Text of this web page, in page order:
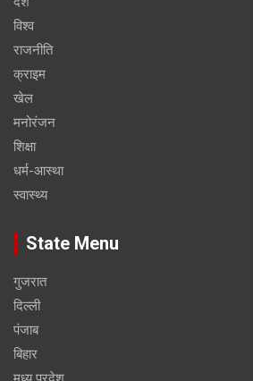
विश्व
राजनीति
क्राइम
खेल
मनोरंजन
शिक्षा
धर्म-आस्था
स्वास्थ्य
State Menu
गुजरात
दिल्ली
पंजाब
बिहार